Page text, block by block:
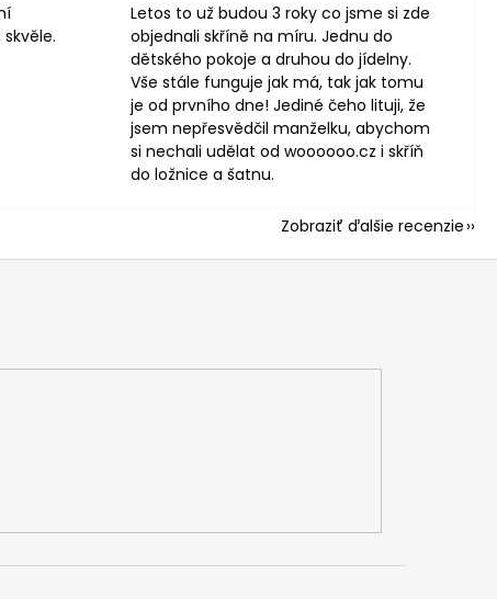
Letos to už budou 3 roky co jsme si zde
objednali skříně na míru. Jednu do
dětského pokoje a druhou do jídelny.
Vše stále funguje jak má, tak jak tomu
je od prvního dne! Jediné čeho lituji, že
jsem nepřesvědčil manželku, abychom
si nechali udělat od woooooo.cz i skříň
do ložnice a šatnu.
Zobraziť ďalšie recenzie